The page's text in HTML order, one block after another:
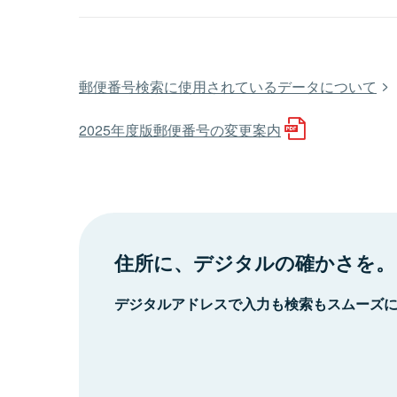
郵便番号検索に使用されているデータについて
2025年度版郵便番号の変更案内
住所に、デジタルの確かさを。
デジタルアドレスで入力も検索もスムーズ